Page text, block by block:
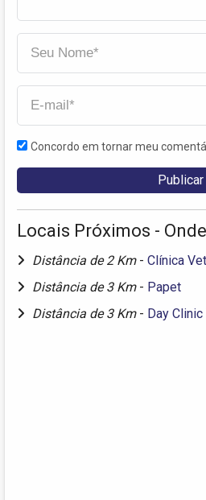
Concordo em tornar meu
Locais Próximos -
Distância de 2 Km - Clínica
Distância de 3 Km - Papet
Distância de 3 Km - Day